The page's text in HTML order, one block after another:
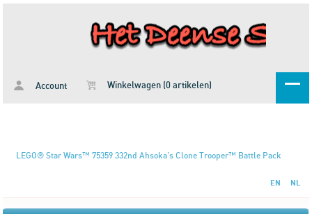
Account Winkelwagen (0 artikelen)
LEGO® Star Wars™ 75359 332nd Ahsoka's Clone Trooper™ Battle Pack
EN NL